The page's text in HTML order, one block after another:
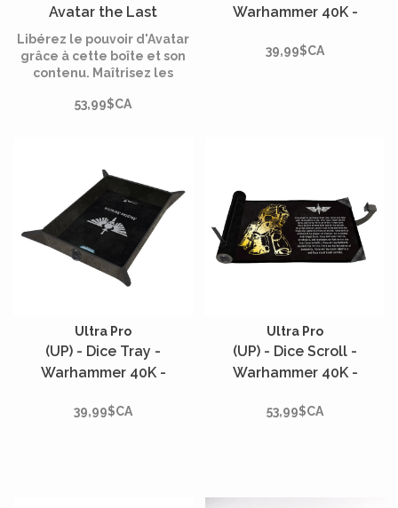
Avatar the Last
Airbender Token Set
Libérez le pouvoir d'Avatar
grâce à cette boîte et son
contenu. Maîtrisez les
l'équilibre dans votre jeu.
53,99$CA
Warhammer 40K -
39,99$CA
Ultra Pro
(UP) - Dice Tray -
Warhammer 40K -
Adeptus Astartes
39,99$CA
Ultra Pro
(UP) - Dice Scroll -
Warhammer 40K -
Marines Adeptus
53,99$CA